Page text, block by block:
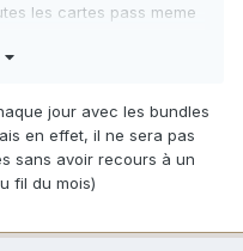
les cartes pass meme
jour avec les bundles
en effet, il ne sera pas
sans avoir recours à un
fil du mois)